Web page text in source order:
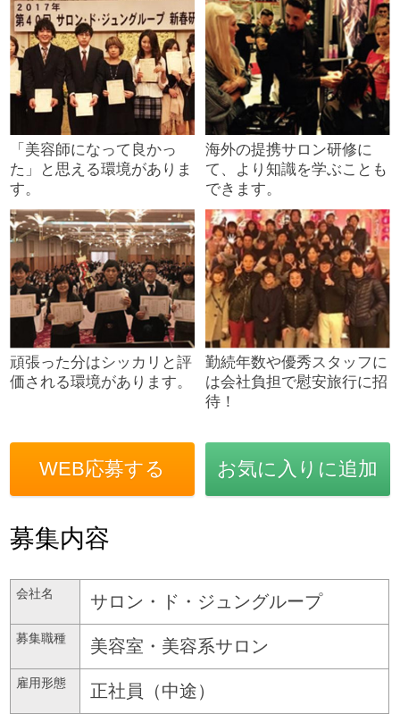
「美容師になって良かっ
た」と思える環境がありま
す。
海外の提携サロン研修に
て、より知識を学ぶことも
できます。
頑張った分はシッカリと評
価される環境があります。
勤続年数や優秀スタッフに
は会社負担で慰安旅行に招
待！
WEB応募する お気に入りに追加
募集内容
会社名 サロン・ド・ジュングループ
募集職種 美容室・美容系サロン
雇用形態 正社員（中途）